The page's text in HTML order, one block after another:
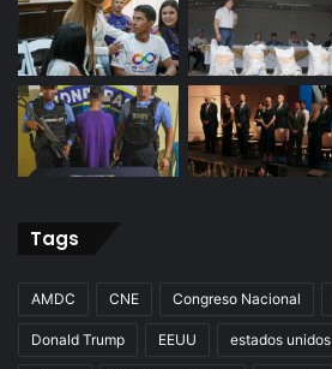
Tags
AMDC CNE Congreso Nacional
Donald Trump EEUU estados unidos